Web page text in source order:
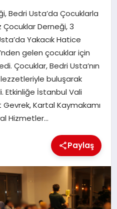
Bedri Usta’da Çocuklarla
Derneği, 3
Yakacık Hatice
gelen çocuklar için
Çocuklar, Bedri Usta’nın
buluşarak
Etkinliğe İstanbul Vali
Gevrek, Kartal Kaymakamı
Hizmetler…
Paylaş